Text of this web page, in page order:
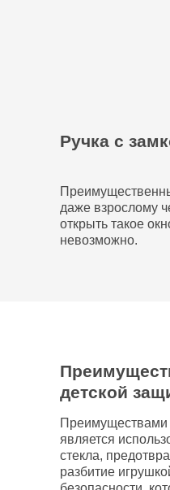
Ручка с
даже взрослому
открыть такое
невозможно.
детской
является
стекла,
разбитие